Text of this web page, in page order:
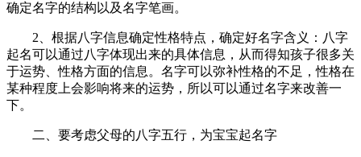
确定名字的结构以及名字笔画。
2、根据八字信息确定性格特点，确定好名字含义：八字
起名可以通过八字体现出来的具体信息，从而得知孩子很多关
于运势、性格方面的信息。名字可以弥补性格的不足，性格在
某种程度上会影响将来的运势，所以可以通过名字来改善一
下。
二、要考虑父母的八字五行，为宝宝起名字